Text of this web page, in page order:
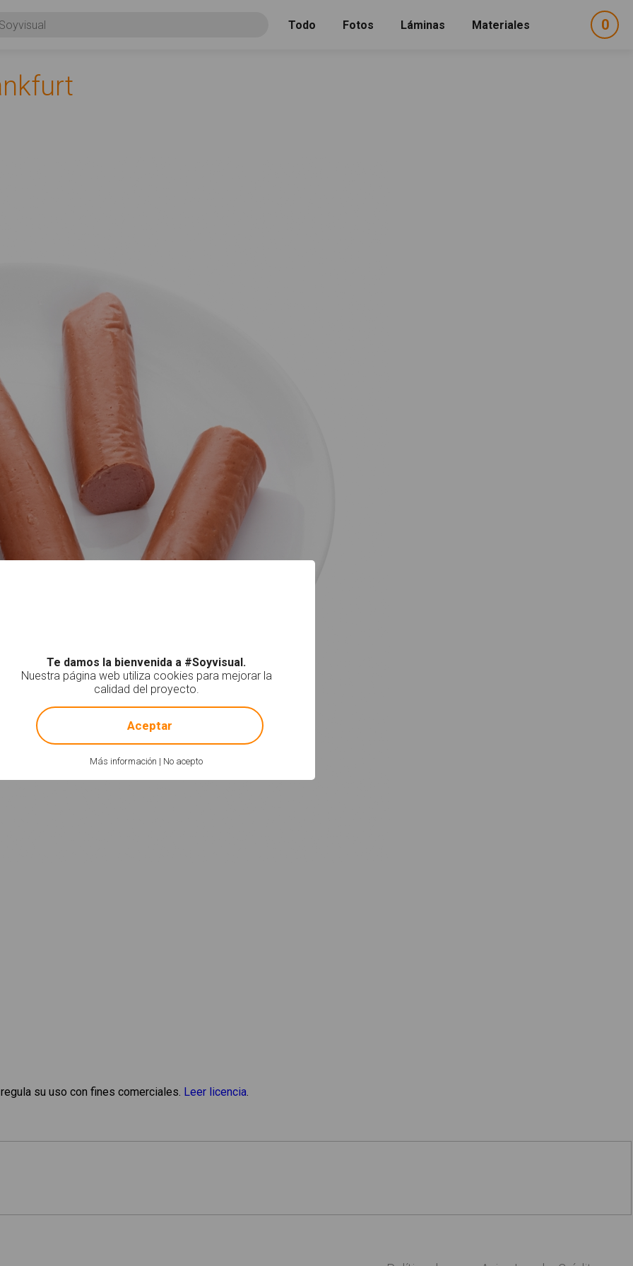
Todo Fotos Láminas Materiales 0
su uso con fines comerciales. Leer licencia.
Te damos la bienvenida a #Soyvisual.
Nuestra página web utiliza cookies para mejorar la
calidad del proyecto.
Más información | No acepto
! Not valid!
Aceptar